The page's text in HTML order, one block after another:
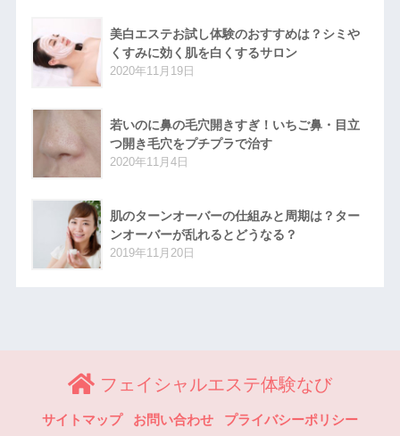
美白エステお試し体験のおすすめは？シミや
くすみに効く肌を白くするサロン
2020年11月19日
若いのに鼻の毛穴開きすぎ！いちご鼻・目立
つ開き毛穴をプチプラで治す
2020年11月4日
肌のターンオーバーの仕組みと周期は？ター
ンオーバーが乱れるとどうなる？
2019年11月20日
フェイシャルエステ体験なび
サイトマップ お問い合わせ プライバシーポリシー